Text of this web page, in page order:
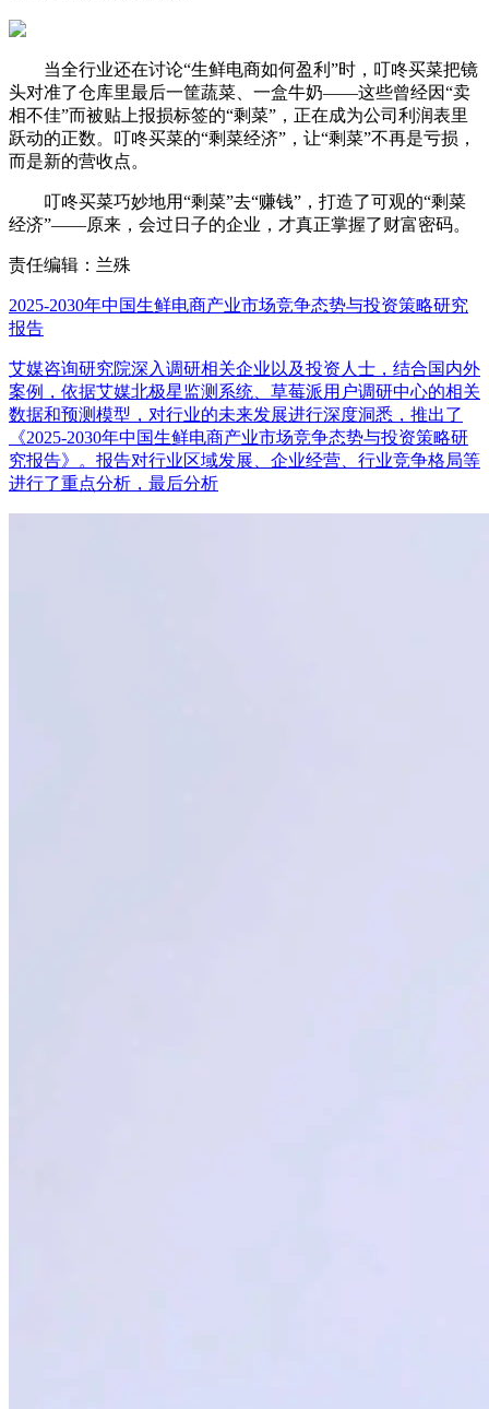
当全行业还在讨论“生鲜电商如何盈利”时，叮咚买菜把镜
头对准了仓库里最后一筐蔬菜、一盒牛奶——这些曾经因“卖
相不佳”而被贴上报损标签的“剩菜”，正在成为公司利润表里
跃动的正数。叮咚买菜的“剩菜经济”，让“剩菜”不再是亏损，
而是新的营收点。
叮咚买菜巧妙地用“剩菜”去“赚钱”，打造了可观的“剩菜
经济”——原来，会过日子的企业，才真正掌握了财富密码。
责任编辑：兰殊
2025-2030年中国生鲜电商产业市场竞争态势与投资策略研究
报告
艾媒咨询研究院深入调研相关企业以及投资人士，结合国内外
案例，依据艾媒北极星监测系统、草莓派用户调研中心的相关
数据和预测模型，对行业的未来发展进行深度洞悉，推出了
《2025-2030年中国生鲜电商产业市场竞争态势与投资策略研
究报告》。报告对行业区域发展、企业经营、行业竞争格局等
进行了重点分析，最后分析